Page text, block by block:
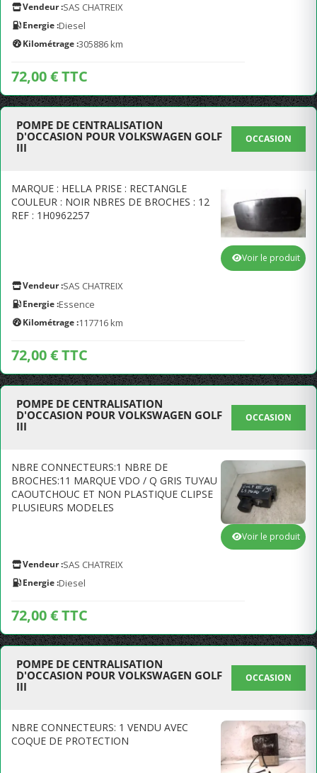
Vendeur :SAS CHATREIX
Energie :Diesel
Kilométrage :305886 km
72,00 € TTC
POMPE DE CENTRALISATION
D'OCCASION POUR VOLKSWAGEN GOLF
III
OCCASION
MARQUE : HELLA PRISE : RECTANGLE
COULEUR : NOIR NBRES DE BROCHES : 12
REF : 1H0962257
Vendeur :SAS CHATREIX
Energie :Essence
Kilométrage :117716 km
72,00 € TTC
Voir le produit
POMPE DE CENTRALISATION
D'OCCASION POUR VOLKSWAGEN GOLF
III
OCCASION
NBRE CONNECTEURS:1 NBRE DE
BROCHES:11 MARQUE VDO / Q GRIS TUYAU
CAOUTCHOUC ET NON PLASTIQUE CLIPSE
PLUSIEURS MODELES
Vendeur :SAS CHATREIX
Energie :Diesel
72,00 € TTC
Voir le produit
POMPE DE CENTRALISATION
D'OCCASION POUR VOLKSWAGEN GOLF
III
OCCASION
NBRE CONNECTEURS: 1 VENDU AVEC
COQUE DE PROTECTION